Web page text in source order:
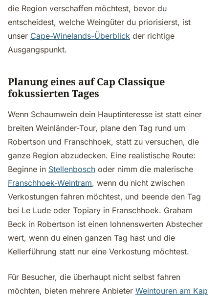
die Region verschaffen möchtest, bevor du
entscheidest, welche Weingüter du priorisierst, ist
unser Cape-Winelands-Überblick der richtige
Ausgangspunkt.
Planung eines auf Cap Classique
fokussierten Tages
Wenn Schaumwein dein Hauptinteresse ist statt einer
breiten Weinländer-Tour, plane den Tag rund um
Robertson und Franschhoek, statt zu versuchen, die
ganze Region abzudecken. Eine realistische Route:
Beginne in Stellenbosch oder nimm die malerische
Franschhoek-Weintram, wenn du nicht zwischen
Verkostungen fahren möchtest, und beende den Tag
bei Le Lude oder Topiary in Franschhoek. Graham
Beck in Robertson ist einen lohnenswerten Abstecher
wert, wenn du einen ganzen Tag hast und die
Kellerführung statt nur eine Verkostung möchtest.
Für Besucher, die überhaupt nicht selbst fahren
möchten, bieten mehrere Anbieter Weintouren am Kap